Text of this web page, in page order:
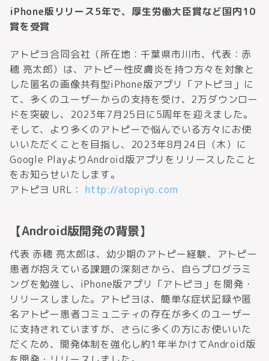
iPhone版リリース5年で、厚生労働大臣賞など国内10
賞を受賞
アトピヨ合同会社（所在地：千葉県市川市、代表：赤
穂 亮太郎）は、アトピー性皮膚炎を持つ方々を対象と
した匿名の画像共有型iPhone版アプリ「アトピヨ」に
て、多くのユーザーからの支持を受け、2万ダウンロー
ドを突破し、2023年7月25日に5周年を迎えました。
そして、より多くのアトピーで悩んでいる方々にお使
いいただくことを目指し、2023年8月24日（木）に
Google PlayよりAndroid版アプリをリリースしたこと
をお知らせいたします。
アトピヨ URL： http://atopiyo.com
【Android版開発の背景】
代表 赤穂 亮太郎は、幼少期のアトピー経験、アトピー
患者が抱えている課題の深刻さから、自らプログラミ
ングを勉強し、iPhone版アプリ「アトピヨ」を開発・
リリースしました。アトピヨは、簡単な症状記録や匿
名アトピー患者コミュニティの存在が多くのユーザー
に支持されていますが、さらに多くの方にお使いいた
だくため、開発体制を強化し約1年半かけてAndroid版